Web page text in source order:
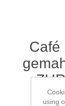
Café
using